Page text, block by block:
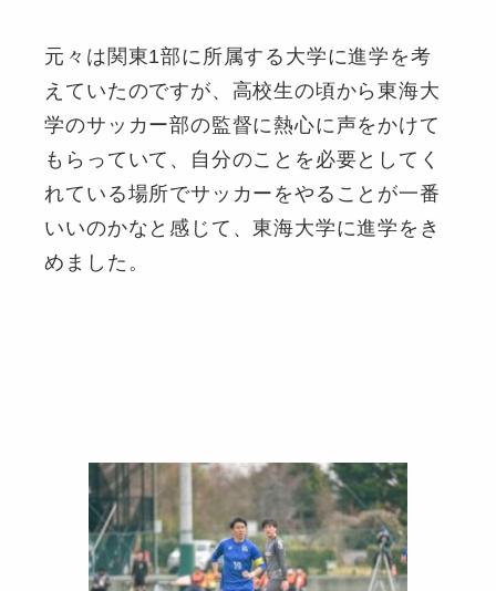
元々は関東1部に所属する大学に進学を考
えていたのですが、高校生の頃から東海大
学のサッカー部の監督に熱心に声をかけて
もらっていて、自分のことを必要としてく
れている場所でサッカーをやることが一番
いいのかなと感じて、東海大学に進学をき
めました。